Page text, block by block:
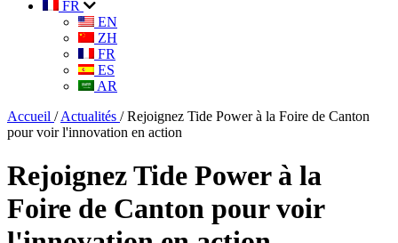
FR
EN
ZH
FR
ES
AR
Accueil / Actualités / Rejoignez Tide Power à la Foire de Canton
pour voir l'innovation en action
Rejoignez Tide Power à la
Foire de Canton pour voir